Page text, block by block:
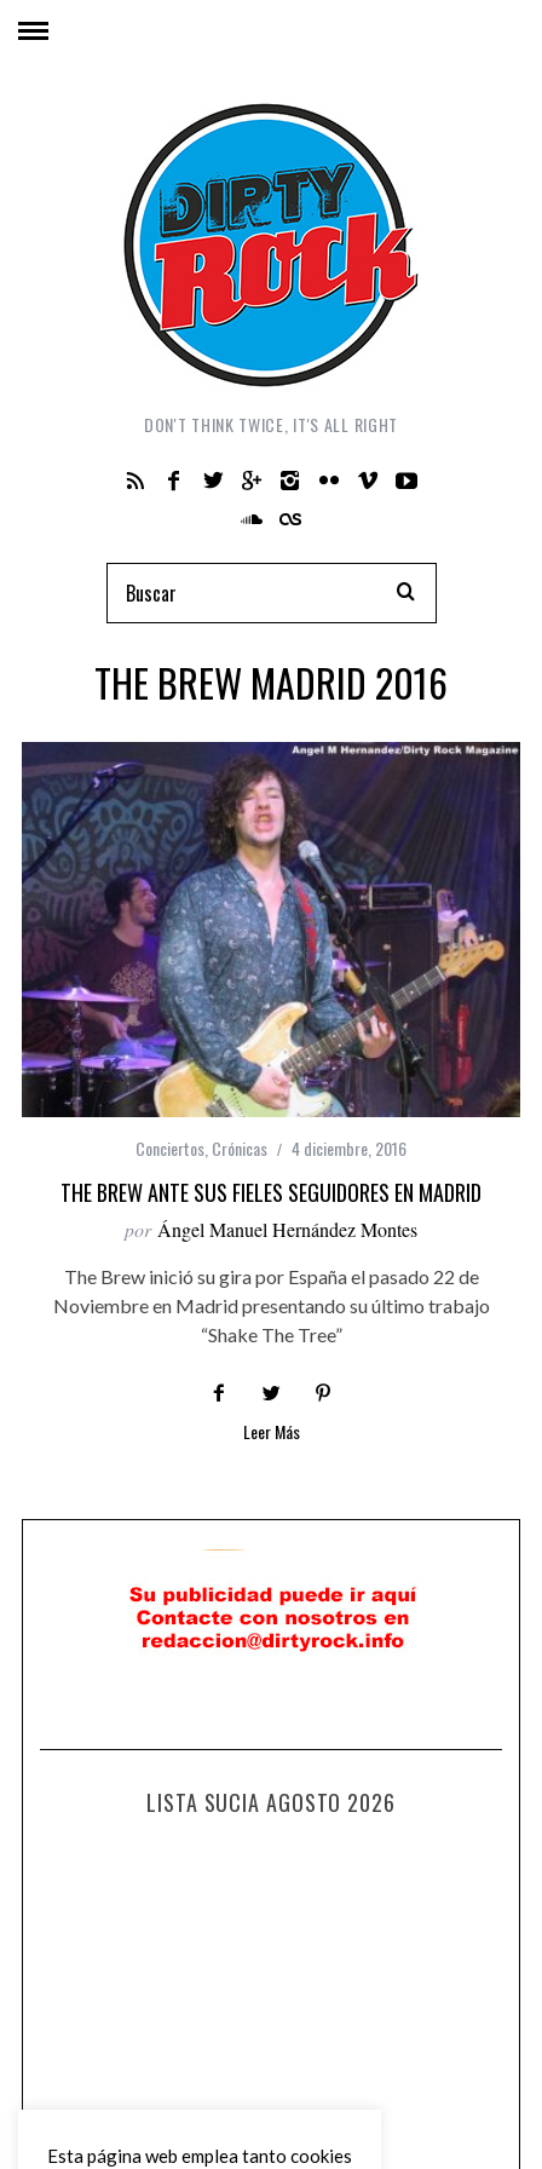
DON'T THINK TWICE, IT'S ALL RIGHT
THE BREW MADRID 2016
Conciertos Crónicas 4 diciembre, 2016
THE BREW ANTE SUS FIELES SEGUIDORES EN MADRID
por Ángel Manuel Hernández Montes
The Brew inició su gira por España el pasado 22 de
Noviembre en Madrid presentando su último trabajo
“Shake The Tree”
Leer Más
LISTA SUCIA AGOSTO 2026
Esta página web emplea tanto cookies